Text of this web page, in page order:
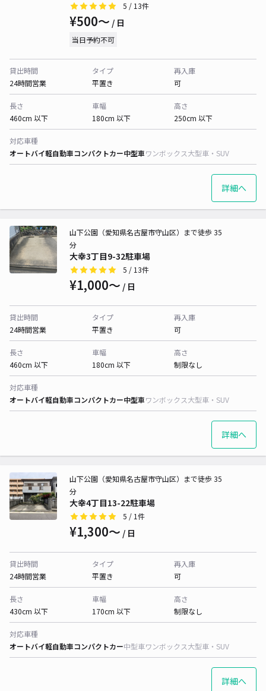
5 / 13件
¥500〜 / 日
当日予約不可
貸出時間
24時間営業
タイプ
平置き
再入庫
可
長さ
460cm 以下
車幅
180cm 以下
高さ
250cm 以下
対応車種
オートバイ軽自動車コンパクトカー中型車ワンボックス大型車・SUV
詳細へ
大幸3丁目9-32駐車場
山下公園（愛知県名古屋市守山区）まで徒歩 35
分
5 / 13件
¥1,000〜 / 日
貸出時間
24時間営業
タイプ
平置き
再入庫
可
長さ
460cm 以下
車幅
180cm 以下
高さ
制限なし
対応車種
オートバイ軽自動車コンパクトカー中型車ワンボックス大型車・SUV
詳細へ
大幸4丁目13-22駐車場
山下公園（愛知県名古屋市守山区）まで徒歩 35
分
5 / 1件
¥1,300〜 / 日
貸出時間
24時間営業
タイプ
平置き
再入庫
可
長さ
430cm 以下
車幅
170cm 以下
高さ
制限なし
対応車種
オートバイ軽自動車コンパクトカー中型車ワンボックス大型車・SUV
詳細へ